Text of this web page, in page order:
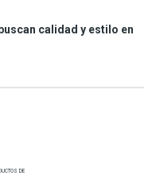
calidad y estilo en
DE